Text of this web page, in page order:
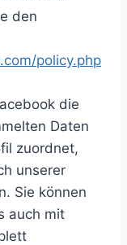
den
policy.php
die
Daten
zuordnet,
unserer
Sie können
auch mit